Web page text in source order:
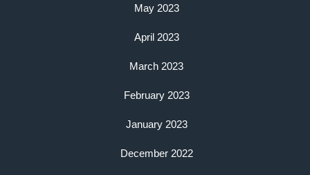
May 2023
April 2023
March 2023
February 2023
January 2023
December 2022